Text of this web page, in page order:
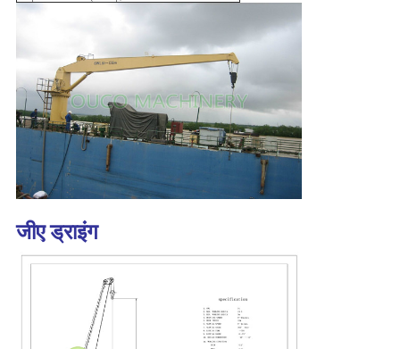
जीए ड्राइंग